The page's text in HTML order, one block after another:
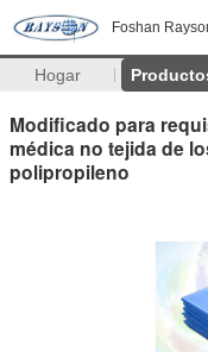
Foshan
Hogar
Modificado para
médica no tejida de
polipropileno